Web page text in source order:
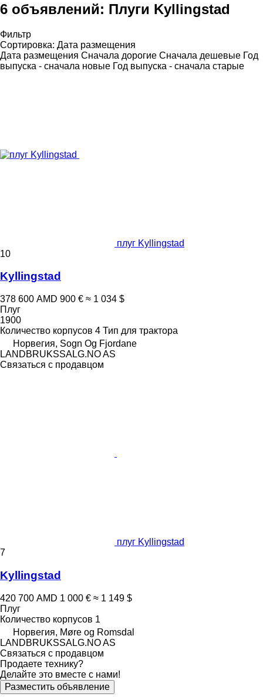
6 объявлений: Плуги Kyllingstad
Фильтр
Сортировка: Дата размещения
Дата размещения Сначала дорогие Сначала дешевые Год
выпуска - сначала новые Год выпуска - сначала старые
плуг Kyllingstad
10
Kyllingstad
378 600 AMD 900 € ≈ 1 034 $
Плуг
1900
Количество корпусов 4 Тип для трактора
Норвегия, Sogn Og Fjordane
LANDBRUKSSALG.NO AS
Связаться с продавцом
плуг Kyllingstad
7
Kyllingstad
420 700 AMD 1 000 € ≈ 1 149 $
Плуг
Количество корпусов 1
Норвегия, Møre og Romsdal
LANDBRUKSSALG.NO AS
Связаться с продавцом
Продаете технику?
Делайте это вместе с нами!
Разместить объявление